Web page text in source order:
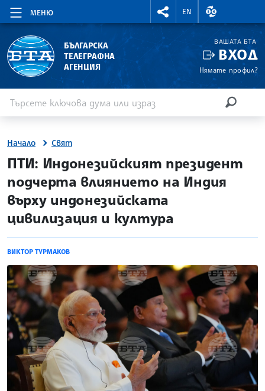
МЕНЮ
RIGHTMENU.SOCIAL
EN
ВАЛУТНИ
БЪЛГАРСКА
ТЕЛЕГРАФНА
АГЕНЦИЯ
ВАШАТА БТА
ВХОД
Нямате профил?
Начало Свят
site.bta
ПТИ: Индонезийският президент
подчерта влиянието на Индия
върху индонезийската
цивилизация и култура
ВИКТОР ТУРМАКОВ